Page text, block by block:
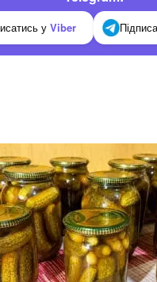
у Viber